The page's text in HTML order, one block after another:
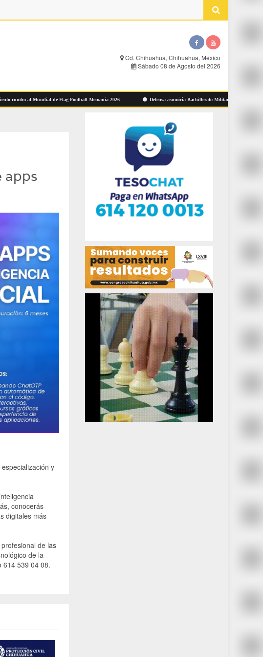
Cd. Chihuahua, Chihuahua, México
Sábado 08 de Agosto del 2026
al Mundial de Flag Football Alemania 2026 Defensa asumiría Bachillerato Militarizado de Zacatecas
apps
y
conocerás
digitales más
de las
de la
614 539 04 08.